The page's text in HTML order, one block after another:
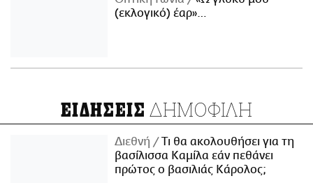
(εκλογικό) έαρ»…
ΕΙΔΗΣΕΙΣ ΔΗΜΟΦΙΛΗ
Διεθνή
Τι θα ακολουθήσει για τη
βασίλισσα Καμίλα εάν πεθάνει
πρώτος ο βασιλιάς Κάρολος;